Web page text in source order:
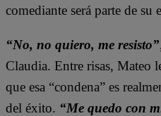
comediante será parte de su
“No, no quiero, me resisto”
Claudia. Entre risas, Mateo
que esa “condena” es
del éxito. “Me quedo con